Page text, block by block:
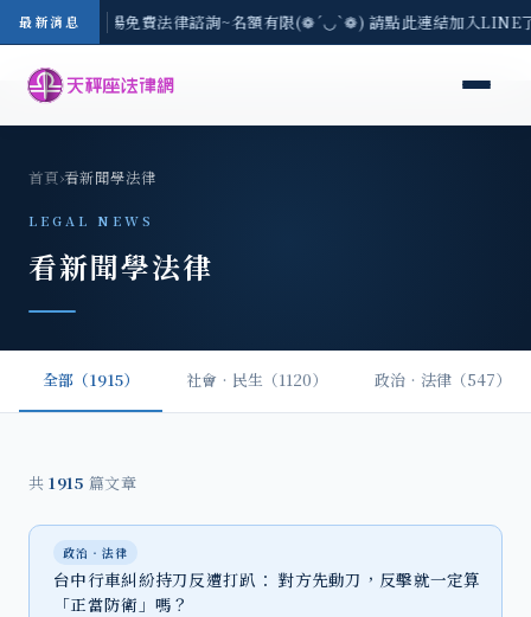
最新消息
區-8/3(一) 現場免費法律諮詢~名額有限(❁´◡`❁) 請點此連結加入
首頁›看新聞學法律
LEGAL NEWS
看新聞學法律
全部（1915） 社會‧民生（1120） 政治‧法律（547）
共 1915 篇文章
政治‧法律
台中行車糾紛持刀反遭打趴： 對方先動刀，反擊就一定算
「正當防衛」嗎？